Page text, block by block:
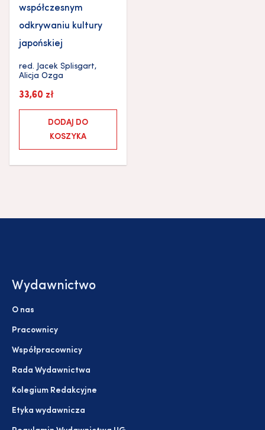
współczesnym
odkrywaniu kultury
japońskiej
red. Jacek Splisgart,
Alicja Ozga
33,60 zł
DODAJ DO
KOSZYKA
Wydawnictwo
O nas
Pracownicy
Współpracownicy
Rada Wydawnictwa
Kolegium Redakcyjne
Etyka wydawnicza